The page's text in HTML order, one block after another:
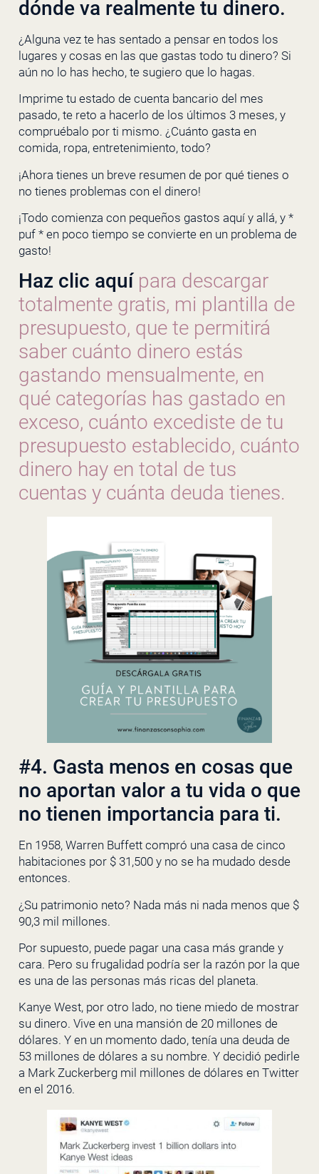
dónde va realmente tu dinero.
¿Alguna vez te has sentado a pensar en todos los
lugares y cosas en las que gastas todo tu dinero? Si
aún no lo has hecho, te sugiero que lo hagas.
Imprime tu estado de cuenta bancario del mes
pasado, te reto a hacerlo de los últimos 3 meses, y
compruébalo por ti mismo. ¿Cuánto gasta en
comida, ropa, entretenimiento, todo?
¡Ahora tienes un breve resumen de por qué tienes o
no tienes problemas con el dinero!
¡Todo comienza con pequeños gastos aquí y allá, y *
puf * en poco tiempo se convierte en un problema de
gasto!
Haz clic aquí para descargar
totalmente gratis, mi plantilla de
presupuesto, que te permitirá
saber cuánto dinero estás
gastando mensualmente, en
qué categorías has gastado en
exceso, cuánto excediste de tu
presupuesto establecido, cuánto
dinero hay en total de tus
cuentas y cuánta deuda tienes.
#4. Gasta menos en cosas que
no aportan valor a tu vida o que
no tienen importancia para ti.
En 1958, Warren Buffett compró una casa de cinco
habitaciones por $ 31,500 y no se ha mudado desde
entonces.
¿Su patrimonio neto? Nada más ni nada menos que $
90,3 mil millones.
Por supuesto, puede pagar una casa más grande y
cara. Pero su frugalidad podría ser la razón por la que
es una de las personas más ricas del planeta.
Kanye West, por otro lado, no tiene miedo de mostrar
su dinero. Vive en una mansión de 20 millones de
dólares. Y en un momento dado, tenía una deuda de
53 millones de dólares a su nombre. Y decidió pedirle
a Mark Zuckerberg mil millones de dólares en Twitter
en el 2016.